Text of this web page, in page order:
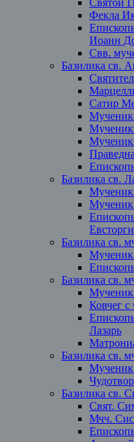
Фекла
Иоанн
Свв.
Базилика св.
Сатир
Базилика св.
Базилика св.
Базилика св.
Мученик
Ковчег
Лазарь
Базилика св.
Мученик
Базилика св.
Свят.
Мчч.